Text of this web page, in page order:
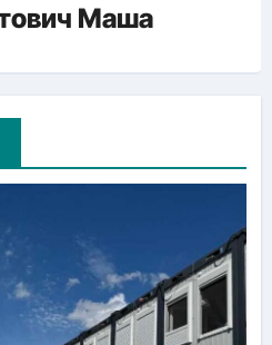
Маша